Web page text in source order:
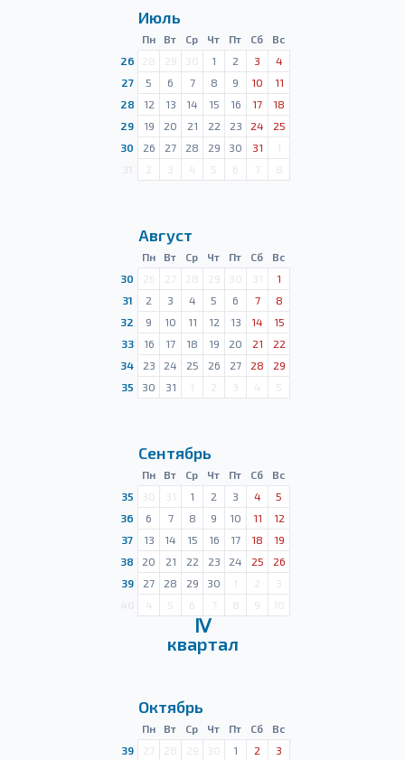
Июль
Пн Вт Ср Чт Пт Сб
Вс
26
28 29 30 1 2 3
4
27
5 6 7 8 9 10
11
28
12 13 14 15 16 17
18
29
19 20 21 22 23 24
25
30
26 27 28 29 30 31
1
2 3 4 5 6 7 8
Август
Пн Вт Ср Чт Пт Сб
Вс
30
26 27 28 29 30 31
1
31
2 3 4 5 6 7
8
32
9 10 11 12 13 14
15
33
16 17 18 19 20 21
22
34
23 24 25 26 27 28
29
35
30 31 1 2 3 4 5
Сентябрь
Пн Вт Ср Чт Пт Сб
Вс
35
30 31 1 2 3 4
5
36
6 7 8 9 10 11
12
37
13 14 15 16 17 18
19
38
20 21 22 23 24 25
26
39
27 28 29 30 1 2
3
4 5 6 7 8 9 10
Ⅳ
квартал
Октябрь
Пн Вт Ср Чт Пт Сб
Вс
39
27 28 29 30 1 2
3